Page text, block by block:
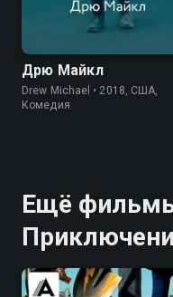
5.6
Дрю Майкл
Drew Michael • 2018, США,
Комедия
Ещё